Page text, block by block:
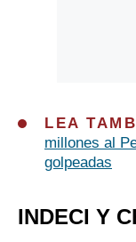
LEA
millones al
golpeadas
INDECI Y